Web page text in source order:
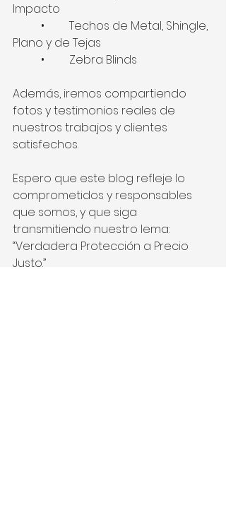
Impacto
Plano y de Tejas
	•	Zebra Blinds
Además, iremos compartiendo
fotos y testimonios reales de
nuestros trabajos y clientes
satisfechos.
Espero que este blog refleje lo
comprometidos y responsables
que somos, y que siga
transmitiendo nuestro lema:
“Verdadera Protección a Precio
Justo.”